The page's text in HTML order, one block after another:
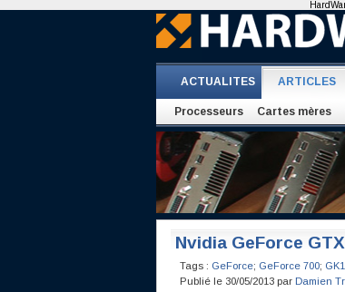
ACTUALITES ARTICLES
Processeurs Cartes mères
Nvidia GeForce
Tags : GeForce; GeForce 700;
Publié le 30/05/2013 par Damien